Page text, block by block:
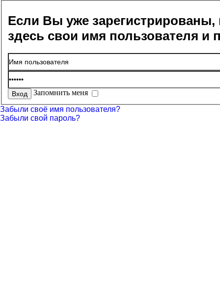
Если Вы уже зарегистрированы,
здесь свои имя пользователя и
Запомнить меня
Забыли своё имя пользователя?
Забыли свой пароль?